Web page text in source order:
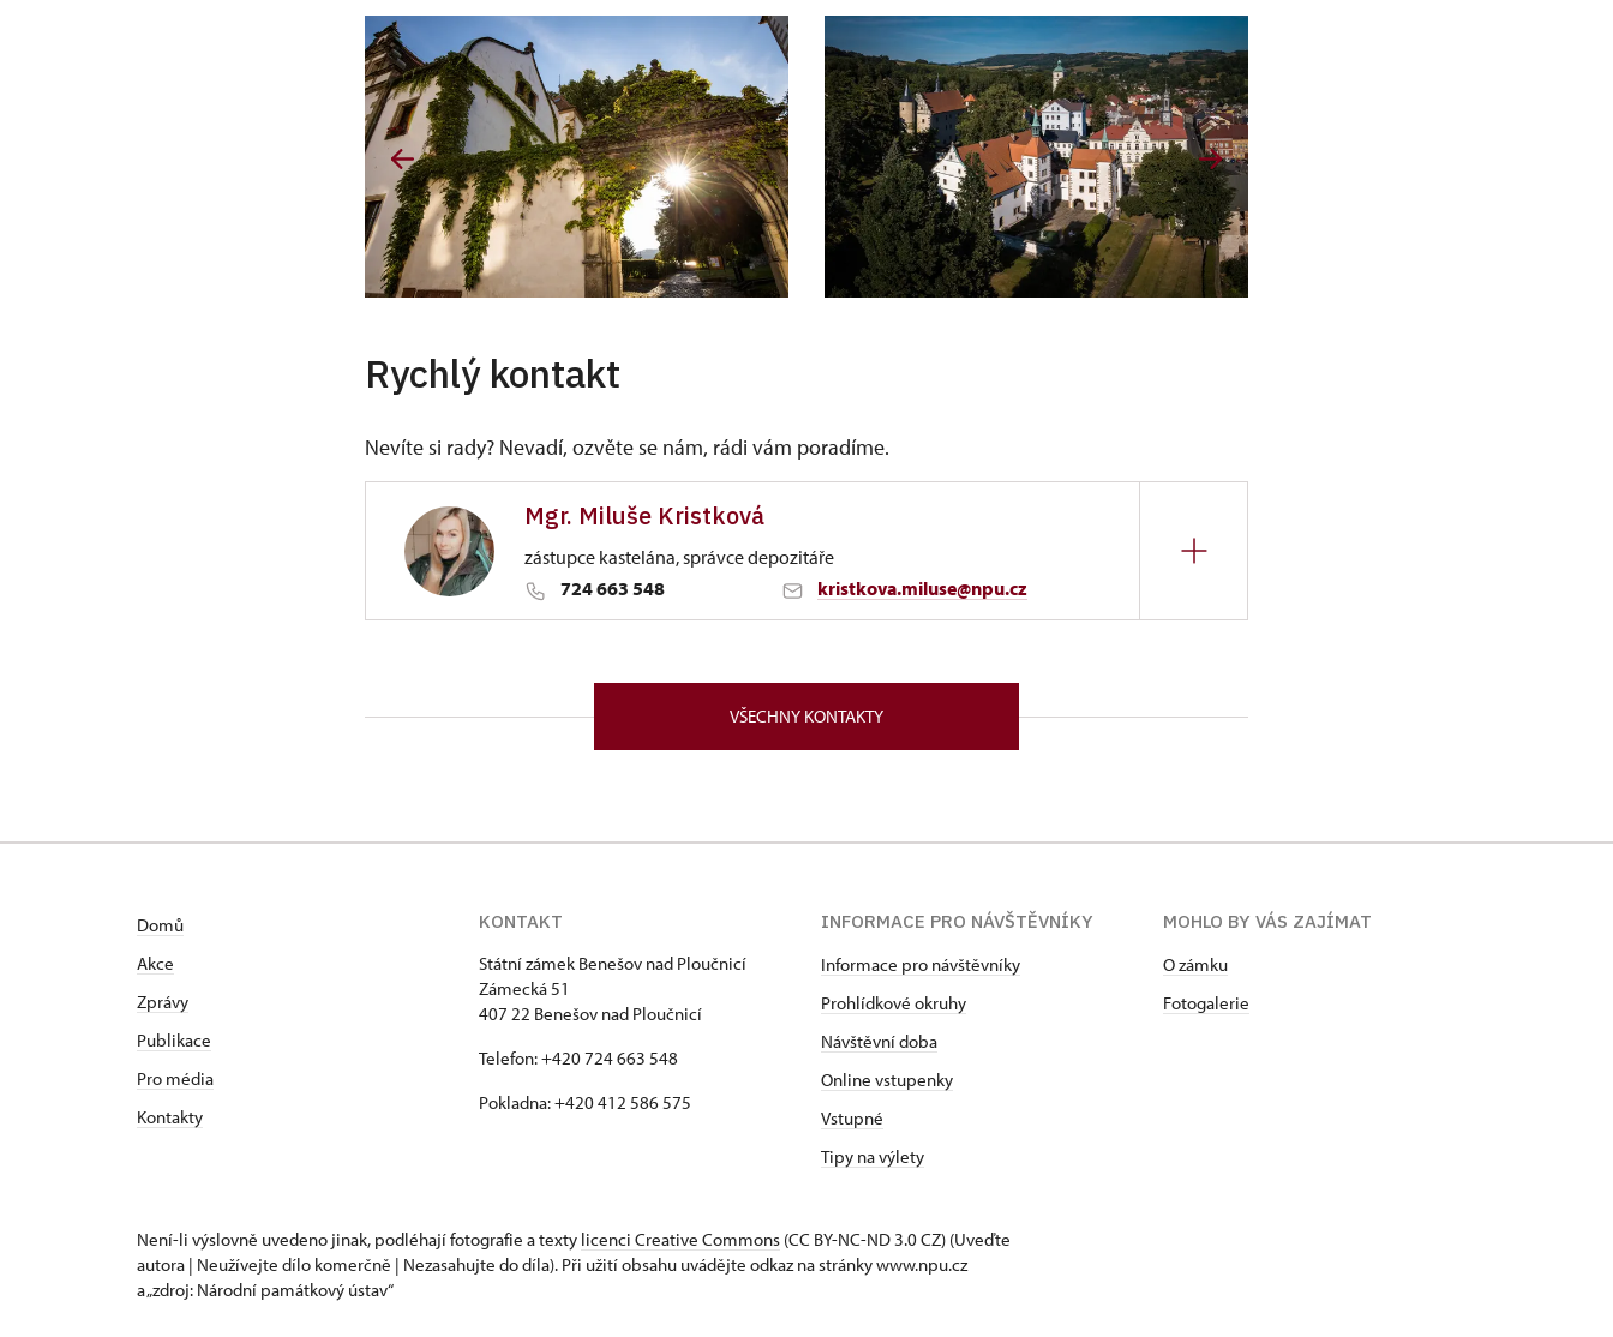
Rychlý kontakt
Nevíte si rady? Nevadí, ozvěte se nám, rádi vám poradíme.
Mgr. Miluše Kristková
zástupce kastelána, správce depozitáře
724 663 548
kristkova.miluse@npu.cz
Zámecká 51/, Benešov nad Ploučnicí 40722
VŠECHNY KONTAKTY
Domů
Akce
Zprávy
Publikace
Pro média
Kontakty
KONTAKT
Státní zámek Benešov nad Ploučnicí
Zámecká 51
407 22 Benešov nad Ploučnicí
Telefon: +420 724 663 548
Pokladna: +420 412 586 575
INFORMACE PRO NÁVŠTĚVNÍKY
Informace pro návštěvníky
Prohlídkové okruhy
Návštěvní doba
Online vstupenky
Vstupné
Tipy na výlety
MOHLO BY VÁS ZAJÍMAT
O zámku
Fotogalerie
Není-li výslovně uvedeno jinak, podléhají fotografie a texty licenci Creative Commons (CC BY-NC-ND 3.0 CZ) (Uveďte
autora | Neužívejte dílo komerčně | Nezasahujte do díla). Při užití obsahu uvádějte odkaz na stránky www.npu.cz
a „zdroj: Národní památkový ústav“